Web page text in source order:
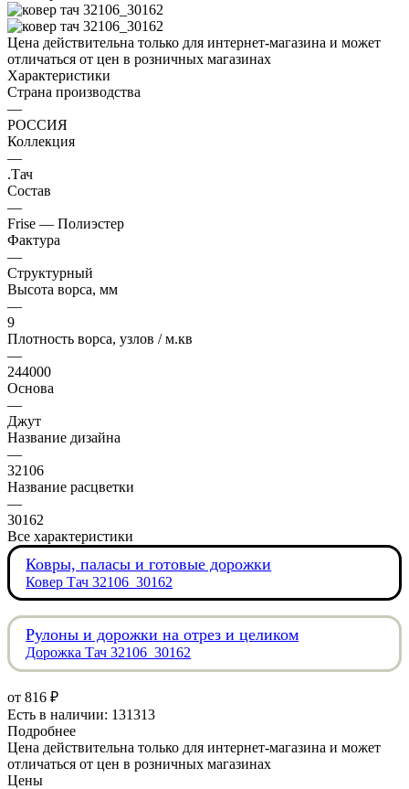
Цена действительна только для интернет-магазина и может
отличаться от цен в розничных магазинах
Характеристики
Страна производства
—
РОССИЯ
Коллекция
—
.Тач
Состав
—
Frise — Полиэстер
Фактура
—
Структурный
Высота ворса, мм
—
9
Плотность ворса, узлов / м.кв
—
244000
Основа
—
Джут
Название дизайна
—
32106
Название расцветки
—
30162
Все характеристики
Ковры, паласы и готовые дорожки
Ковер Тач 32106_30162
Рулоны и дорожки на отрез и целиком
Дорожка Тач 32106_30162
от 816 ₽
Есть в наличии: 131313
Подробнее
Цена действительна только для интернет-магазина и может
отличаться от цен в розничных магазинах
Цены